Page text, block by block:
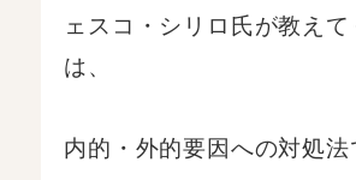
ェスコ・シリロ氏が教え
は、
内的・外的要因への対処法